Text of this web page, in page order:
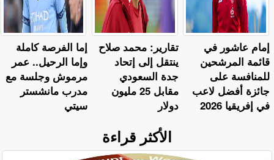
إما الفرصة كاملة
وإما الرحيل.. عمر
مرموش وجلسة مع
مدرب مانشستر
سيتي
تقارير: محمد صلاح
ينتقل إلى إتحاد
جدة السعودي
مقابل 25 مليون
دولار
إمام عاشور في
قائمة المرشحين
للمنافسة على
جائزة أفضل لاعب
في إفريقيا 2026
الأكثر قراءة